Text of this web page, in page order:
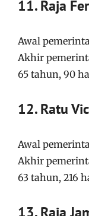
11. Raja
Awal
Akhir
65 tahun, 90
12. Ratu
Awal
Akhir
63 tahun, 216
13. Raja